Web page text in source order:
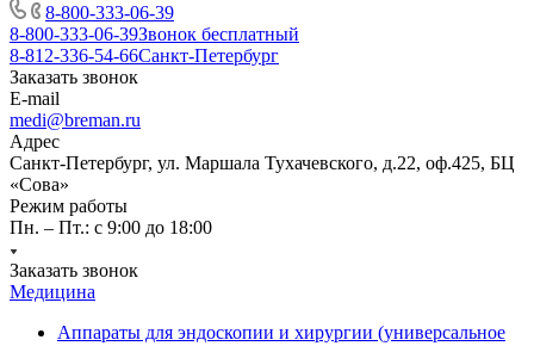
8-800-333-06-39
8-800-333-06-39Звонок бесплатный
8-812-336-54-66Санкт-Петербург
Заказать звонок
E-mail
medi@breman.ru
Адрес
Санкт-Петербург, ул. Маршала Тухачевского, д.22, оф.425, БЦ
«Сова»
Режим работы
Пн. – Пт.: с 9:00 до 18:00
Заказать звонок
Медицина
Аппараты для эндоскопии и хирургии (универсальное